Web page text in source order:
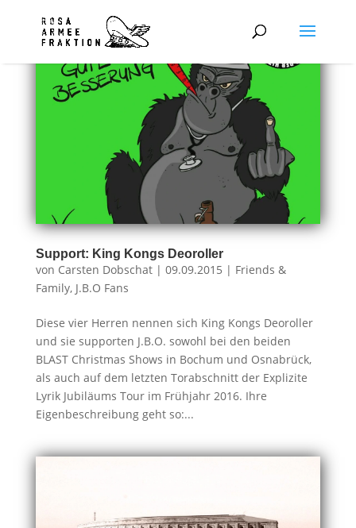
Support: King Kongs Deoroller
von Carsten Dobschat| 09.09.2015 | Friends &
Family, J.B.O Fans
Diese vier Herren nennen sich King Kongs Deoroller
und sie supporten J.B.O. sowohl bei den beiden
BLAST Christmas Shows in Bochum und Osnabrück,
als auch auf dem letzten Torabschnitt der Explizite
Lyrik Jubiläums Tour im Frühjahr 2016. Ihre
Eigenbeschreibung geht so:...